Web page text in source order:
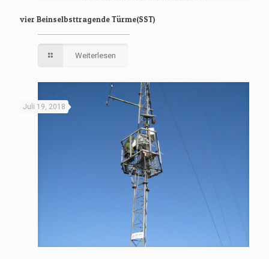
vier Beinselbsttragende Türme(SST)
Weiterlesen
Juli 19, 2018